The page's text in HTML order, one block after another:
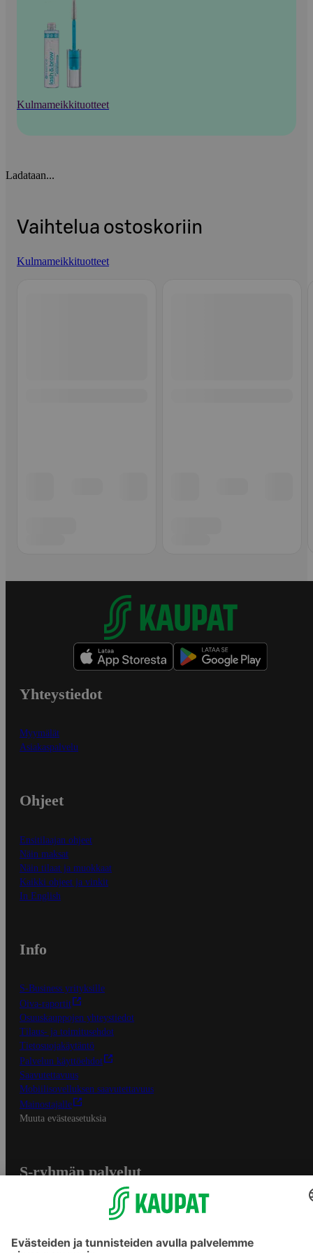
Kulmameikkituotteet
Ladataan...
Vaihtelua ostoskoriin
Kulmameikkituotteet
Yhteystiedot
Myymälät
Asiakaspalvelu
Ohjeet
Ensitilaajan ohjeet
Näin maksat
Näin tilaat ja muokkaat
Kaikki ohjeet ja vinkit
In English
Info
S-Business yrityksille
Oiva-raportit
Osuuskauppojen yhteystiedot
Tilaus- ja toimitusehdot
Tietosuojakäytäntö
Palvelun käyttöehdot
Saavutettavuus
Mobiilisovelluksen saavutettavuus
Mainostajalle
Muuta evästeasetuksia
S-ryhmän palvelut
Yhteishyvä Ruoka -sovellus